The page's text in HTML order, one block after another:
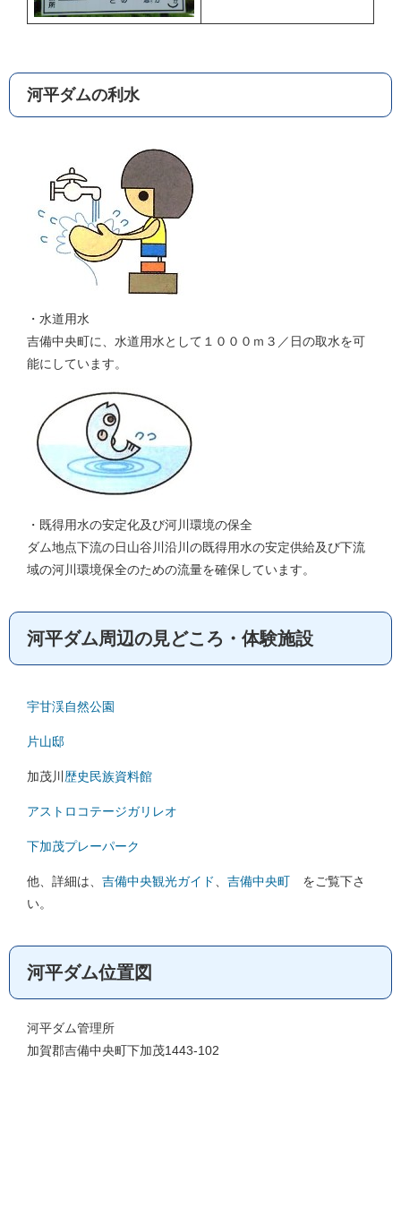
河平ダムの利水
・水道用水
吉備中央町に、水道用水として１０００ｍ３／日の取水を可
能にしています。
・既得用水の安定化及び河川環境の保全
ダム地点下流の日山谷川沿川の既得用水の安定供給及び下流
域の河川環境保全のための流量を確保しています。
河平ダム周辺の見どころ・体験施設
宇甘渓自然公園
片山邸
加茂川 歴史民族資料館
アストロコテージガリレオ
下加茂プレーパーク
他、詳細は、 吉備中央観光ガイド 吉備中央町 をご覧下さ
い。
河平ダム位置図
河平ダム管理所
加賀郡吉備中央町下加茂1443-102